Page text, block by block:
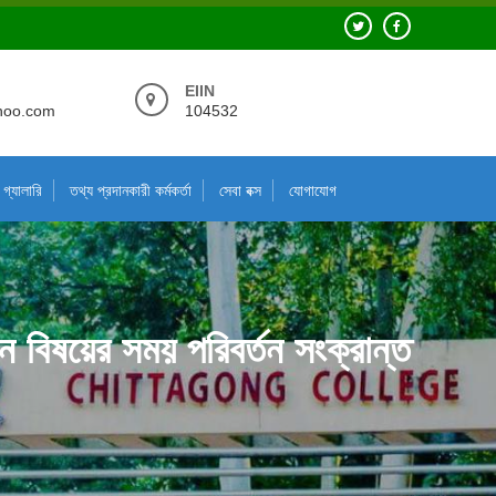
EIIN
104532
গ্যালারি তথ্য প্রদানকারী কর্মকর্তা সেবা বক্স যোগাযোগ
বিষয়ের সময় পরিবর্তন সংক্রান্ত